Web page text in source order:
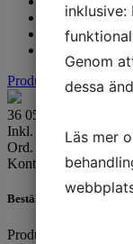
Enkel tillgång
Enkel
Produktblad
36 055
Inkl. moms
Ord. pris: 40 061kr -
Kontakta oss för mer
Beställningsvara
Produkt
inklusive:
Genom
dessa
Läs mer